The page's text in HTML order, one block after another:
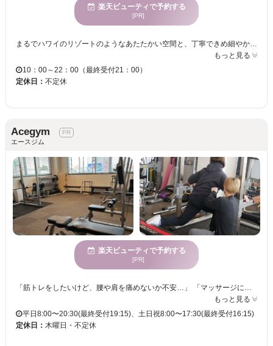
楽天ビューティで予約する
[PR]
まるでハワイのリゾートのようなあたたかい空間と、丁寧できめ細やかなサービスで心も身体もゆったりと寛げます。 ハワイの伝統的なマッサージのロミロミ、選べる20種類以上のアロマを使ったリフレクソロジーと、ドライヘッドスパなどのリラクゼーションメニューはもちろん、フェイシャルエステ、着衣で行う骨盤調整・ボィケアストレッチと、豊富なメニューをご用意。 人気のホットストーンや毛穴洗浄、足裏角質ケア、脂肪燃焼テープなどオプションメニューも充実。その日のコンディションや気分、目的に合わせて色々なメニューを試したくなるサロンです。 天然アロマ、無添加ホホバオイルを使用するので肌が弱い人も安心。妊娠5ヶ月以上で受けられるマタニティートリートメントも有。 ロミロミの手技を混ぜ、指からひじまでの広い範囲を使って、しっかりとした圧でリンパやツボにアプローチし波のような心地よいリズムでマッサージ。力加減のご要望にも喜んで応じます。 古来ハワイより伝わるオールハンドケアと、世界のオイルトリートメントを組み合わせた独自のテクニックで、日頃の疲れを癒やす至福のひとときへと誘います。
もっと見る
10：00～22：00（最終受付21：00）
定休日： 不定休
Acegym
エースジム
楽天ビューティで予約する
[PR]
「筋トレをしたいけど、腰や肩を痛めないか不安…」 「マッサージに行っても、すぐ身体が重くなる…」 そんな40代〜50代の皆様に選ばれているのが、完全個室ジム『Acegym』です。 当ジムの最大の特徴は【ピラティス × 筋力トレーニング】の掛け合わせ。 姿勢が崩れたまま筋トレを行うと、肩こりや腰の違和感、怪我につながりやすくなります。 そこでAcegymでは、まずピラティスで体幹や姿勢を「整える」ことからスタート。身体が正しく動く状態を作ったうえで「鍛える」ため、無理なく効率的な身体づくりが可能です。 ・姿勢を改善して若々しく見られたい ・慢性的な腰痛や肩こりをケアしたい ・ゴルフの飛距離やパフォーマンスを上げたい ・周りの目を気にせず運動したい 完全個室マンツーマンなので、運動初心者の方も安心です。 「整えながら鍛える」新しいパーソナル体験で、長く動き続けられる身体を手に入れませんか？
もっと見る
平日8:00〜20:30(最終受付19:15)、土日祝8:00〜17:30(最終受付16:15)
定休日： 木曜日・不定休